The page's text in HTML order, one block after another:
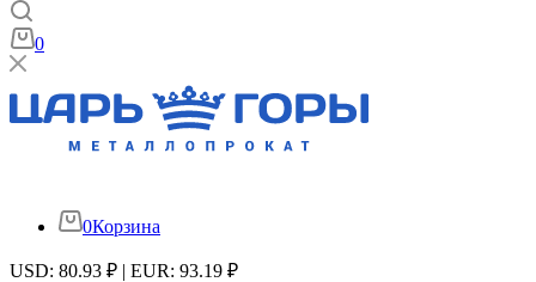
0
0Корзина
USD: 80.93 ₽ | EUR: 93.19 ₽